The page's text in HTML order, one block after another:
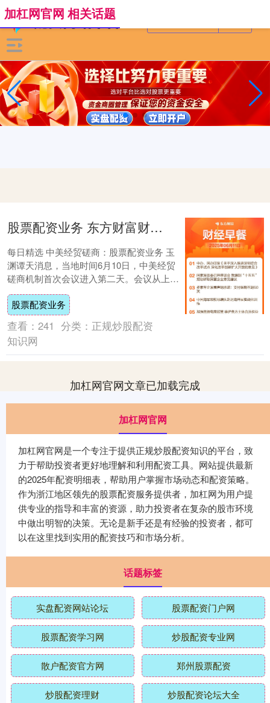
加杠网官网 相关话题
股票配资业务 东方财富财经早餐 6月11日周三
每日精选 中美经贸磋商：股票配资业务 玉
渊谭天消息，当地时间6月10日，中美经贸
磋商机制首次会议进入第二天。会议从上午
开始，在午餐后继续进行。 深圳综合改革试
点....
股票配资业务
查看： 241 分类： 正规炒股配资
知识网
加杠网官网文章已加载完成
加杠网官网
加杠网官网是一个专注于提供正规炒股配资知识的平台，致
力于帮助投资者更好地理解和利用配资工具。网站提供最新
的2025年配资明细表，帮助用户掌握市场动态和配资策略。
作为浙江地区领先的股票配资服务提供者，加杠网为用户提
供专业的指导和丰富的资源，助力投资者在复杂的股市环境
中做出明智的决策。无论是新手还是有经验的投资者，都可
以在这里找到实用的配资技巧和市场分析。
话题标签
实盘配资网站论坛 股票配资门户网
股票配资学习网 炒股配资专业网
散户配资官方网 郑州股票配资
炒股配资理财 炒股配资论坛大全